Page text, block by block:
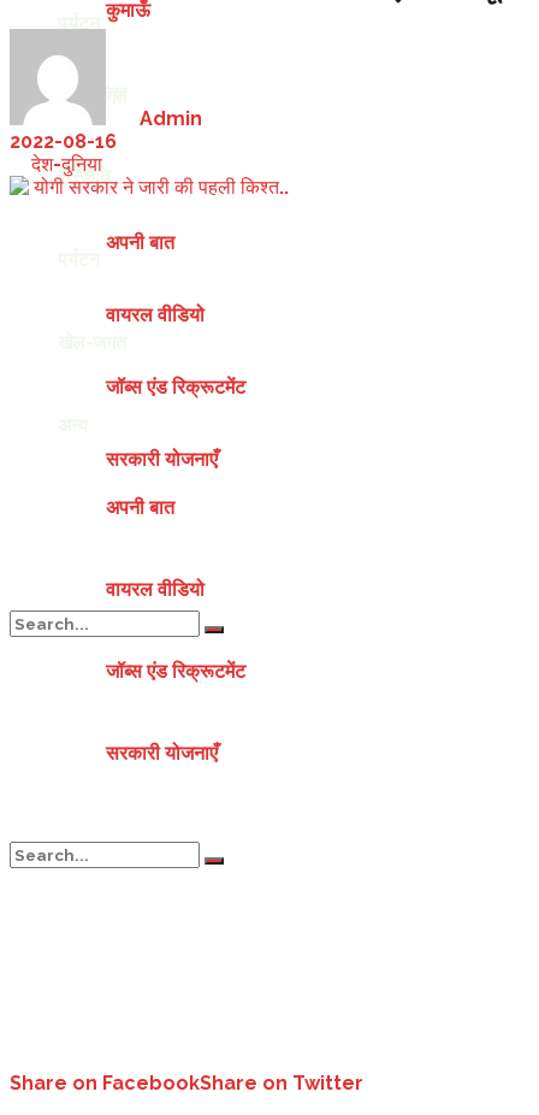
पर्यटन
खेल-जगत
अन्य
अपनी बात
वायरल वीडियो
जॉब्स एंड रिक्रूटमेंट
सरकारी योजनाएँ
View All Result
कुमाऊँ
देश-दुनिया
संस्कृति
अपनी बात
वायरल वीडियो
जॉब्स एंड रिक्रूटमेंट
सरकारी योजनाएँ
Admin
2022-08-16
देश-दुनिया
Share on FacebookShare on Twitter